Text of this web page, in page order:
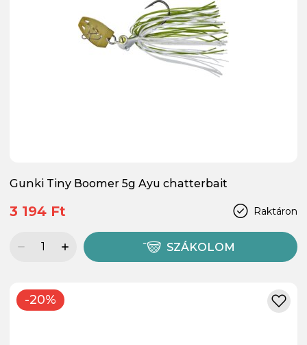
Gunki Tiny Boomer 5g Ayu chatterbait
Raktáron
3 194 Ft
SZÁKOLOM
-20%